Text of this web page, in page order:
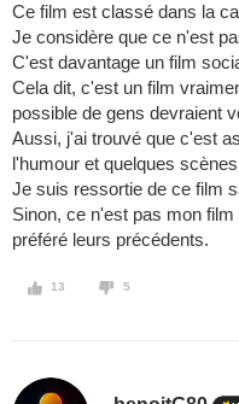
Ce film est classé dans la
Je considère que ce n'est
C'est davantage un film
Cela dit, c'est un film
possible de gens devraient
Aussi, j'ai trouvé que c'est
l'humour et quelques
Je suis ressortie de ce film
Sinon, ce n'est pas mon
préféré leurs précédents.
13 5